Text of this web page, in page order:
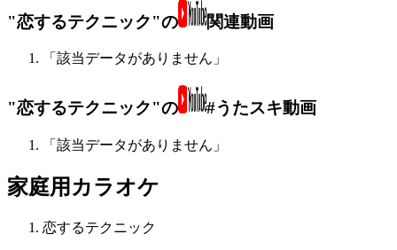
"恋するテクニック"の 関連動画
「該当データがありません」
"恋するテクニック"の #うたスキ動画
「該当データがありません」
家庭用カラオケ
恋するテクニック